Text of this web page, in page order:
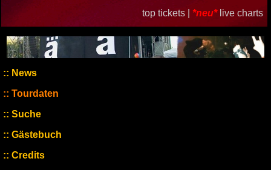
top tickets | *neu* live charts
News
Tourdaten
Suche
Gästebuch
Credits